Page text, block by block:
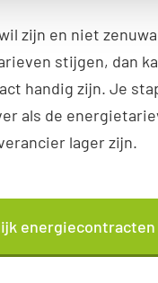
zijn en niet
stijgen, dan
handig zijn. Je
als de
lager zijn.
energiecontracten